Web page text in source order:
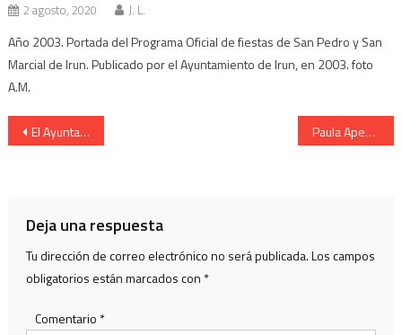
2 agosto, 2020 J. L.
Año 2003. Portada del Programa Oficial de fiestas de San Pedro y San
Marcial de Irun. Publicado por el Ayuntamiento de Irun, en 2003. foto
A.M.
Navegación
El Ayuntamiento .Entrega la medalla de oro de la Ciudad de Irun. Paula Apecetxea Cantinera Real Unión desfilando 2001
Deja una respuesta
Tu dirección de correo electrónico no será publicada.Los campos
obligatorios están marcados con *
Comentario *